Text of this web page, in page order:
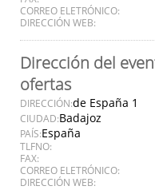
CORREO ELETRÓNICO:
DIRECCIÓN WEB:
Dirección del
ofertas
DIRECCIÓN:de España 1
CIUDAD:Badajoz
PAÍS:España
TLFNO:
FAX:
CORREO ELETRÓNICO:
DIRECCIÓN WEB: